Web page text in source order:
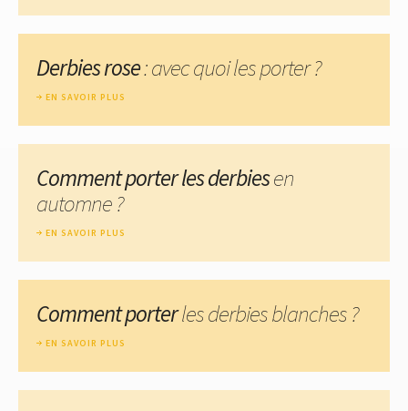
Derbies rose: avec quoi les porter ?
EN SAVOIR PLUS
Comment porter les derbiesen
automne ?
EN SAVOIR PLUS
Comment porterles derbies blanches ?
EN SAVOIR PLUS